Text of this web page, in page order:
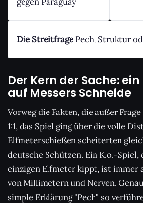
Die StreitfragePech, Struktur
Der Kern der Sache:
auf Messers Schneide
Vorweg die Fakten, die außer
1:1, das Spiel ging über die volle
Elfmeterschießen scheiterten
deutsche Schützen. Ein K.o.-Spiel,
einzigen Elfmeter kippt, ist immer
von Millimetern und Nerven.
simple Erklärung "Pech" so